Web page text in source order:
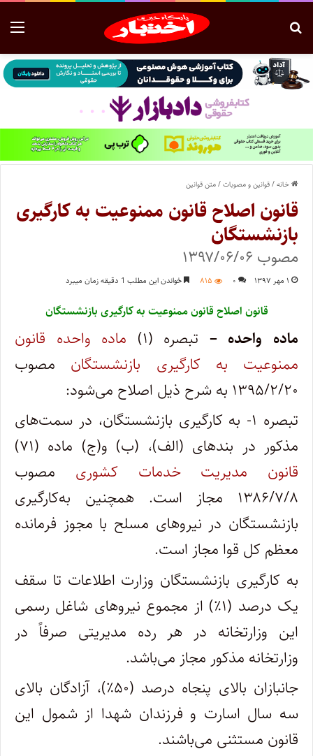
خانه/قوانین و مصوبات/متن قوانین
قانون اصلاح قانون ممنوعیت به کارگیری
بازنشستگان
مصوب ۱۳۹۷/۰۶/۰۶
۱ مهر ۱۳۹۷ ۰ ۸۱۵ خواندن این مطلب 1 دقیقه زمان میبرد
قانون اصلاح قانون ممنوعیت به کارگیری بازنشستگان
ماده واحده – تبصره (۱)
ماده واحده قانون
ممنوعیت به کارگیری بازنشستگان مصوب
۱۳۹۵/۲/۲۰ به شرح ذیل اصلاح می‌شود:
تبصره ۱- به کارگیری بازنشستگان، در سمت‌های
مذکور در بندهای (الف)، (ب) و(ج) ماده (۷۱)
قانون مدیریت خدمات کشوری مصوب
۱۳۸۶/۷/۸ مجاز است. همچنین به‌کارگیری
بازنشستگان در نیروهای مسلح با مجوز فرمانده
معظم کل قوا مجاز است.
به کارگیری بازنشستگان وزارت اطلاعات تا سقف
یک درصد (۱٪) از مجموع نیروهای شاغل رسمی
این وزارتخانه در هر رده مدیریتی صرفاً در
وزارتخانه مذکور مجاز می‌باشد.
جانبازان بالای پنجاه درصد (۵۰٪)، آزادگان بالای
سه سال اسارت و فرزندان شهدا از شمول این
قانون مستثنی می‌باشند.